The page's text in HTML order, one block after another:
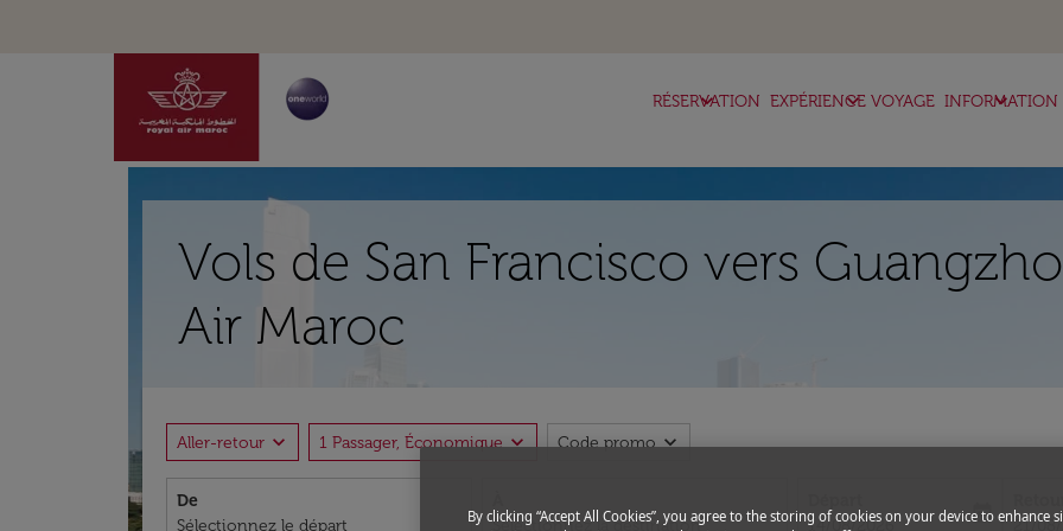
RÉSERVATION
keyboard_arrow_down EXPÉRIENCE VOYAGE
keyboard_arrow_down INFORMATION
keyboard_arrow_down
Vols de San Francisco vers
Air Maroc
Aller-retour expand_more 1 Passager, Économiqueexpand_more Code promoexpand_more
De
fc-booking-departure-date-aria-
14/08/2026
today
fc-
21/08/
By clicking “Accept All Cookies”, you agree to the storing of cookies on your device to enhance